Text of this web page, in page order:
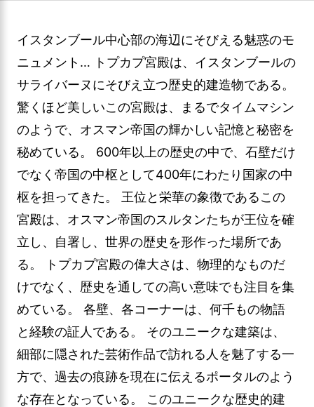
イスタンブール中心部の海辺にそびえる魅惑のモ
ニュメント… トプカプ宮殿は、イスタンブールの
サライバーヌにそびえ立つ歴史的建造物である。
驚くほど美しいこの宮殿は、まるでタイムマシン
のようで、オスマン帝国の輝かしい記憶と秘密を
秘めている。 600年以上の歴史の中で、石壁だけ
でなく帝国の中枢として400年にわたり国家の中
枢を担ってきた。 王位と栄華の象徴であるこの
宮殿は、オスマン帝国のスルタンたちが王位を確
立し、自署し、世界の歴史を形作った場所であ
る。 トプカプ宮殿の偉大さは、物理的なものだ
けでなく、歴史を通しての高い意味でも注目を集
めている。 各壁、各コーナーは、何千もの物語
と経験の証人である。 そのユニークな建築は、
細部に隠された芸術作品で訪れる人を魅了する一
方で、過去の痕跡を現在に伝えるポータルのよう
な存在となっている。 このユニークな歴史的建